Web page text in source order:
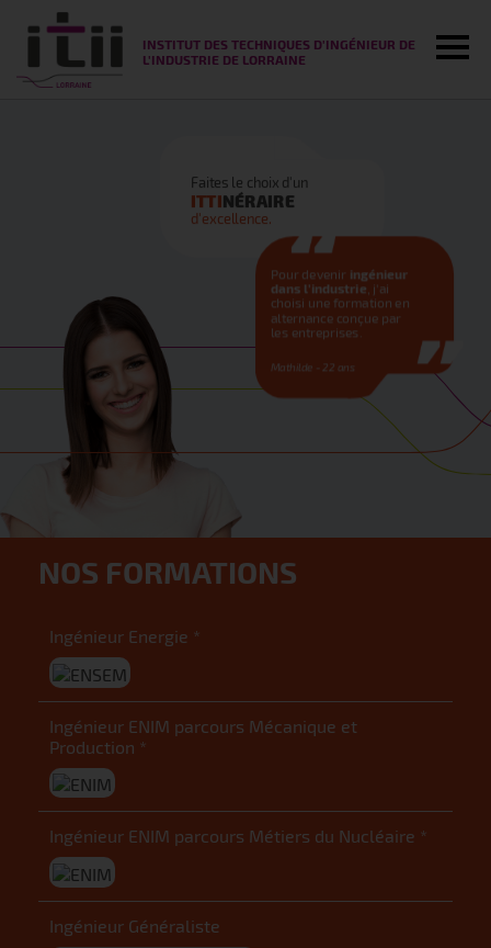
INSTITUT DES TECHNIQUES D'INGÉNIEUR DE
L'INDUSTRIE DE LORRAINE
Faites le choix d'un
ITTINÉRAIRE
d'excellence.
Pour devenir ingénieur
dans l'industrie , j'ai
choisi une formation en
alternance conçue par
les entreprises.
Mathilde - 22 ans
NOS FORMATIONS
Ingénieur Energie *
Ingénieur ENIM parcours Mécanique et
Production *
Ingénieur ENIM parcours Métiers du Nucléaire *
Ingénieur Généraliste